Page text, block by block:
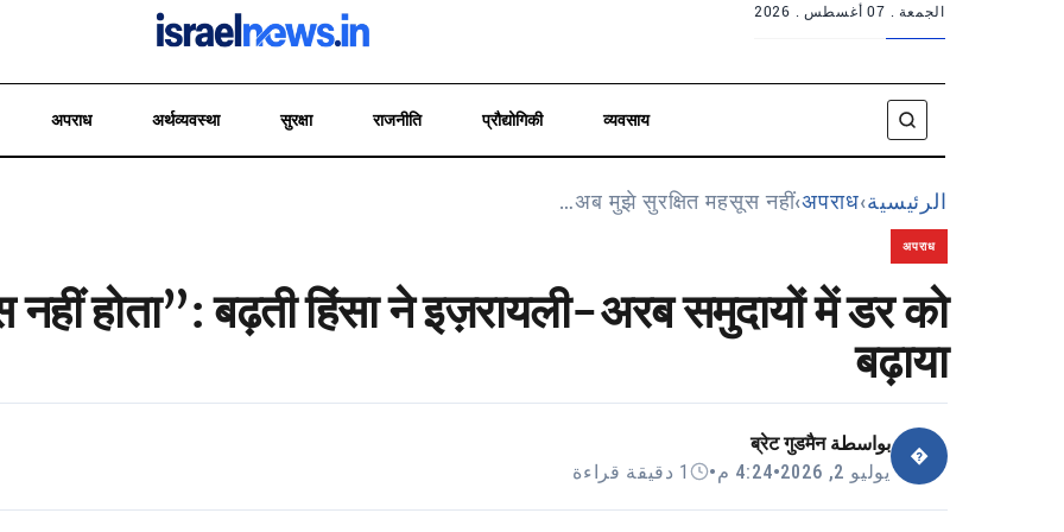
الجمعة . 07 أغسطس . 2026
व्यवसाय
प्रौद्योगिकी
राजनीति
सुरक्षा
अर्थव्यवस्था
अपराध
الرئيسية›
अपराध
›
अब मुझे सुरक्षित महसूस नहीं…
अपराध
होता”: बढ़ती हिंसा ने इज़रायली-अरब समुदायों में डर को
बढ़ाया
�
بواسطةब्रेट गुडमैन
يوليو 2, 2026
•4:24 م • 1 دقيقة قراءة